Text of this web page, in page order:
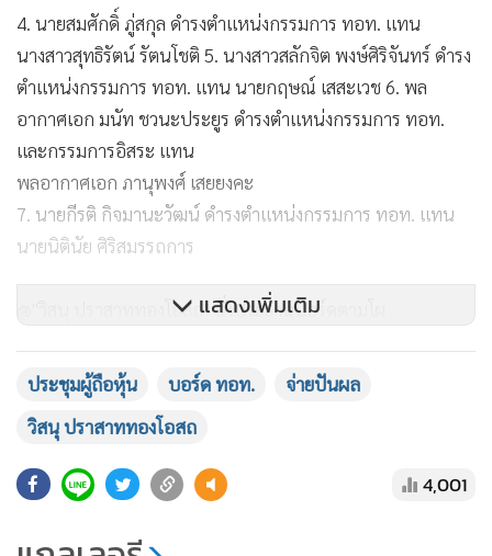
4. นายสมศักดิ์ ภู่สกุล ดำรงตำแหน่งกรรมการ ทอท. แทน
นางสาวสุทธิรัตน์ รัตนโชติ 5. นางสาวสลักจิต พงษ์ศิริจันทร์ ดำรง
ตำแหน่งกรรมการ ทอท. แทน นายกฤษณ์ เสสะเวช 6. พล
อากาศเอก มนัท ชวนะประยูร ดำรงตำแหน่งกรรมการ ทอท.
และกรรมการอิสระ แทน
พลอากาศเอก ภานุพงศ์ เสยยงคะ
7. นายกีรติ กิจมานะวัฒน์ ดำรงตำแหน่งกรรมการ ทอท. แทน
นายนิตินัย ศิริสมรรถการ
@"วิสนุ ปราสาททองโอสถ" นั่งประธานบอร์ดตามโผ
ทั้งนี้ ที่ประชุมได้รับทราบการลาออกจากการดำรงตำแหน่ง
ประธานกรรมการ ทอท.ของ นายสราวุธ ทรงศิวิไล โดยมีผลตั้งแต่
วันที่ 29 พฤศจิกายน 2566 เป็นต้นไป โดยยังคงดำรงตำแหน่ง
กรรมการ ทอท.ต่อไป และแต่งตั้ง พลตำรวจเอก วิสนุ ปราสาท
ทองโอสถ ดำรงตำแหน่งประธานกรรมการ ทอท. โดยให้มีผล
แสดงเพิ่มเติม
ประชุมผู้ถือหุ้น บอร์ด ทอท.
จ่ายปันผล
วิสนุ ปราสาททองโอสถ
4,001